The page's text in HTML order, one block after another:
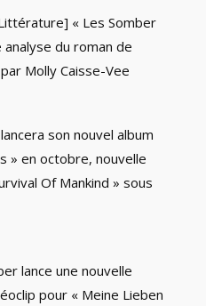
« Les Somber
analyse du roman de
Molly Caisse-Vee
son nouvel album
» en octobre, nouvelle
Of Mankind » sous
lance une nouvelle
pour « Meine Lieben